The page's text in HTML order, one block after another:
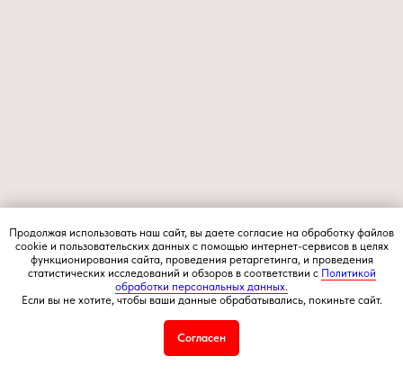
Продолжая использовать наш сайт, вы даете согласие на обработку файлов
cookie и пользовательских данных с помощью интернет-сервисов в целях
функционирования сайта, проведения ретаргетинга, и проведения
статистических исследований и обзоров в соответствии с Политикой
обработки персональных данных.
Если вы не хотите, чтобы ваши данные обрабатывались, покиньте сайт.
Согласен